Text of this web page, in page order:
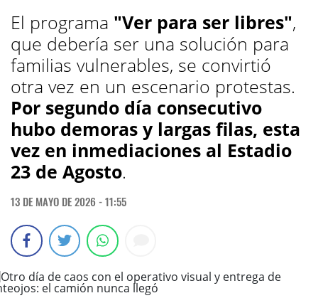
El programa "Ver para ser libres",
que debería ser una solución para
familias vulnerables, se convirtió
otra vez en un escenario protestas.
Por segundo día consecutivo
hubo demoras y largas filas, esta
vez en inmediaciones al Estadio
23 de Agosto.
13 DE MAYO DE 2026 - 11:55